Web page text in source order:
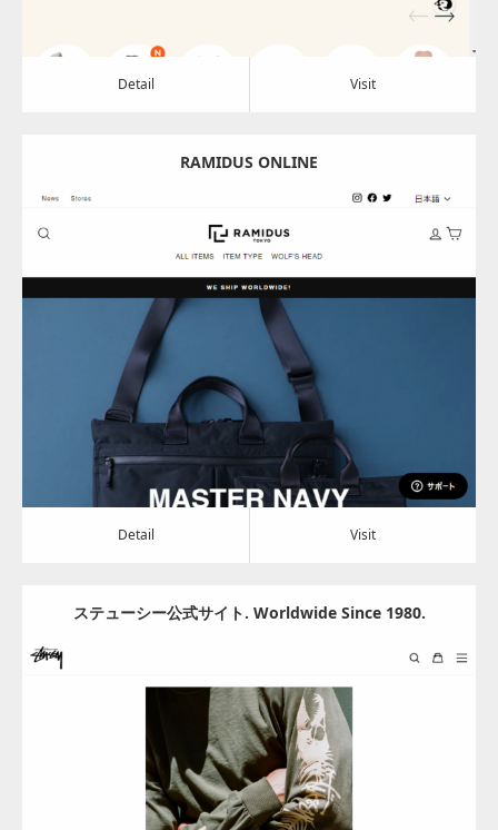
Detail Visit
RAMIDUS ONLINE
Update:2024.07.05
Category:
アパレル・バッグ
Detail Visit
Detail Visit
ステューシー公式サイト. Worldwide Since 1980.
Update:2024.06.28
Category:アパレル・バッグ